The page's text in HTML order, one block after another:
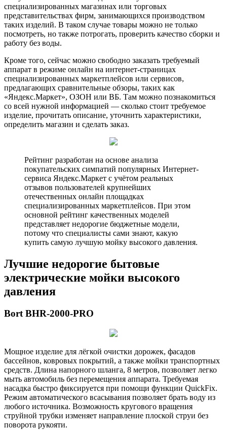
специализированных магазинах или торговых
представительствах фирм, занимающихся производством
таких изделий. В таком случае товары можно не только
посмотреть, но также потрогать, проверить качество сборки и
работу без воды.
Кроме того, сейчас можно свободно заказать требуемый
аппарат в режиме онлайн на интернет-страницах
специализированных маркетплейсов или сервисов,
предлагающих сравнительные обзоры, таких как
«Яндекс.Маркет», ОЗОН или ВБ. Там можно познакомиться
со всей нужной информацией — сколько стоит требуемое
изделие, прочитать описание, уточнить характеристики,
определить магазин и сделать заказ.
Рейтинг разработан на основе анализа
покупательских симпатий популярных Интернет-
сервиса Яндекс.Маркет с учётом реальных
отзывов пользователей крупнейших
отечественных онлайн площадках
специализированных маркетплейсов. При этом
основной рейтинг качественных моделей
представляет недорогие бюджетные модели,
потому что специалисты сами знают, какую
купить самую лучшую мойку высокого давления.
Лучшие недорогие бытовые
электрические мойки высокого
давления
Bort BHR-2000-PRO
Мощное изделие для лёгкой очистки дорожек, фасадов
бассейнов, ковровых покрытий, а также мойки транспортных
средств. Длина напорного шланга, 8 метров, позволяет легко
мыть автомобиль без перемещения аппарата. Требуемая
насадка быстро фиксируется при помощи функции QuickFix.
Режим автоматического всасывания позволяет брать воду из
любого источника. Возможность кругового вращения
струйной трубки изменяет направление плоской струи без
поворота рукояти.